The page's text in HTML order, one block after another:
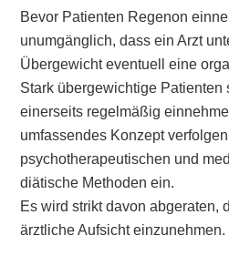
Bevor Patienten Regenon
unumgänglich, dass ein Arzt
Übergewicht eventuell eine
Stark übergewichtige Patienten
einerseits regelmäßig
umfassendes Konzept
psychotherapeutischen und
diätische Methoden ein.
Es wird strikt davon abgeraten,
ärztliche Aufsicht einzunehmen.